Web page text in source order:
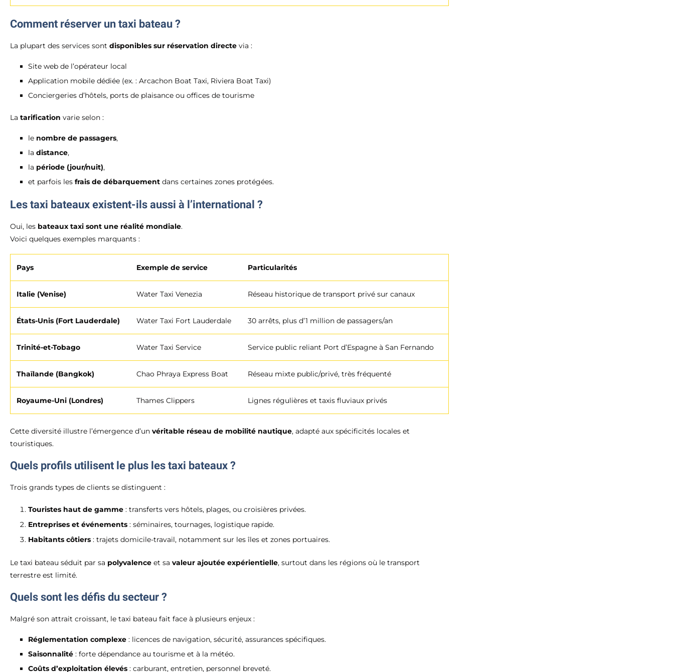
Comment réserver un taxi bateau ?
La plupart des services sont disponibles sur réservation directe via :
Site web de l’opérateur local
Application mobile dédiée (ex. : Arcachon Boat Taxi, Riviera Boat Taxi)
Conciergeries d’hôtels, ports de plaisance ou offices de tourisme
La tarification varie selon :
le nombre de passagers,
la distance,
la période (jour/nuit),
et parfois les frais de débarquement dans certaines zones protégées.
Les taxi bateaux existent-ils aussi à l’international ?
Oui, les bateaux taxi sont une réalité mondiale.
Voici quelques exemples marquants :
Pays Exemple de service Particularités
Italie (Venise) Water Taxi Venezia Réseau historique de transport privé sur canaux
États-Unis (Fort Lauderdale) Water Taxi Fort Lauderdale 30 arrêts, plus d’1 million de passagers/an
Trinité-et-Tobago Water Taxi Service Service public reliant Port d’Espagne à San Fernando
Thaïlande (Bangkok) Chao Phraya Express Boat Réseau mixte public/privé, très fréquenté
Royaume-Uni (Londres) Thames Clippers Lignes régulières et taxis fluviaux privés
Cette diversité illustre l’émergence d’un véritable réseau de mobilité nautique, adapté aux spécificités locales et
touristiques.
Quels profils utilisent le plus les taxi bateaux ?
Trois grands types de clients se distinguent :
Touristes haut de gamme : transferts vers hôtels, plages, ou croisières privées.
Entreprises et événements : séminaires, tournages, logistique rapide.
Habitants côtiers : trajets domicile-travail, notamment sur les îles et zones portuaires.
Le taxi bateau séduit par sa polyvalence et sa valeur ajoutée expérientielle, surtout dans les régions où le transport
terrestre est limité.
Quels sont les défis du secteur ?
Malgré son attrait croissant, le taxi bateau fait face à plusieurs enjeux :
Réglementation complexe : licences de navigation, sécurité, assurances spécifiques.
Saisonnalité : forte dépendance au tourisme et à la météo.
Coûts d’exploitation élevés : carburant, entretien, personnel breveté.